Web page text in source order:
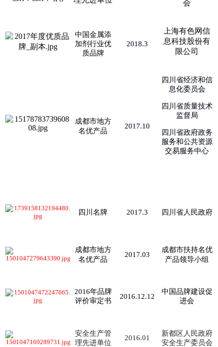
会
中国金属添
加剂行业优
质品牌
2018.3
上海有色网信
息科技股份有
限公司
成都市地方
名优产品
2017.10
四川省经济和信
息化委员会
四川省质量技术
监督局
四川省政府政务
服务和公共资源
交易服务中心
四川名牌 2017.3 四川省人民政府
成都市地方
名优产品
2017.03
成都市扶持名优
产品领导小组
2016年品牌
评价审定书
2016.12.12
中国品牌建设促
进会
安全生产管
理先进单位
2016.01
新都区人民政府
安全生产委员会